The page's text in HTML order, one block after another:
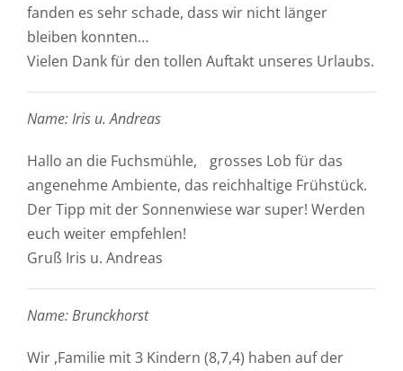
fanden es sehr schade, dass wir nicht länger
bleiben konnten…
Vielen Dank für den tollen Auftakt unseres Urlaubs.
Name: Iris u. Andreas
Hallo an die Fuchsmühle, grosses Lob für das
angenehme Ambiente, das reichhaltige Frühstück.
Der Tipp mit der Sonnenwiese war super! Werden
euch weiter empfehlen!
Gruß Iris u. Andreas
Name: Brunckhorst
Wir ,Familie mit 3 Kindern (8,7,4) haben auf der